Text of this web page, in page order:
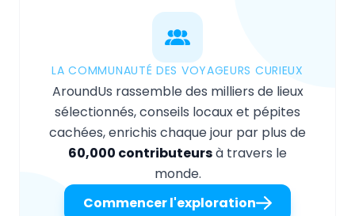
LA COMMUNAUTÉ DES VOYAGEURS CURIEUX
AroundUs rassemble des milliers de lieux
sélectionnés, conseils locaux et pépites
cachées, enrichis chaque jour par plus de
60,000 contributeursà travers le
monde.
Commencer l'exploration